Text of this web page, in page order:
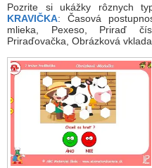
Pozrite si ukážky rôznych
KRAVIČKA: Časová
mlieka, Pexeso, Priraď
Priraďovačka, Obrázková